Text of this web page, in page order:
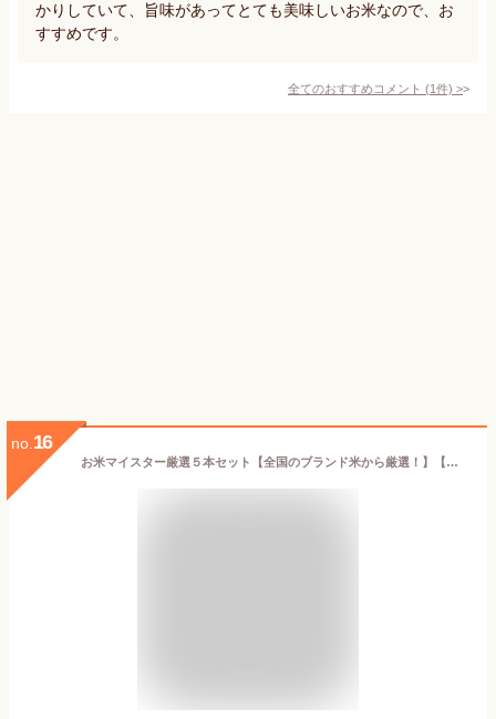
かりしていて、旨味があってとても美味しいお米なので、お
すすめです。
全てのおすすめコメント (1件) >
no. 16
お米マイスター厳選５本セット【全国のブランド米から厳選！】【ゆめぴりか・青天の霹靂・だて正夢・富富富・魚沼産コシヒカリ】【無洗米/2合300g×5本】【ギフトメッセージ・熨斗対応可】【食べ比べ・ギフトに】